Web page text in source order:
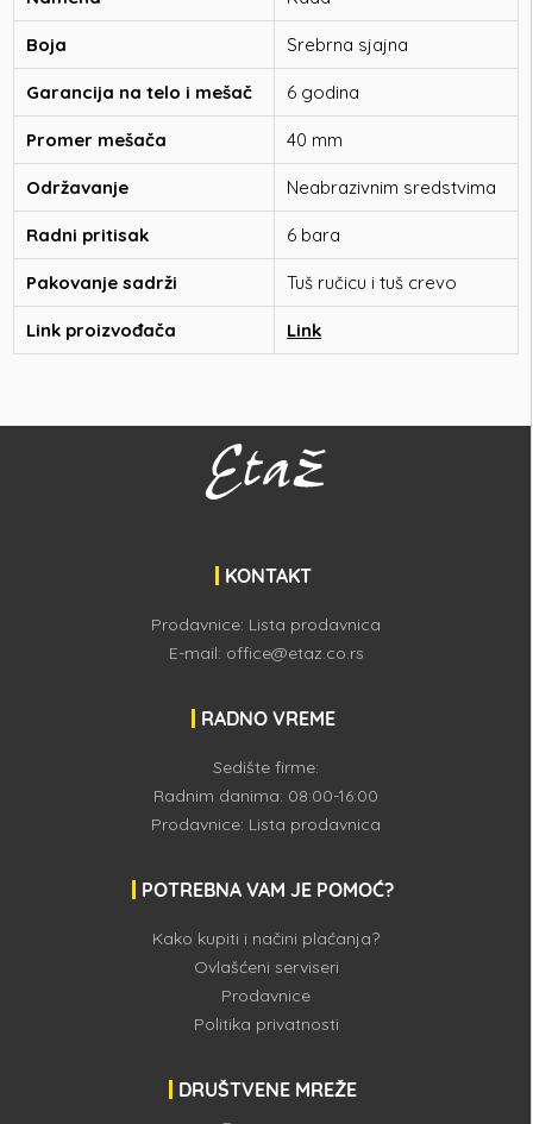
Boja Srebrna sjajna
Garancija na telo i mešač 6 godina
Promer mešača 40 mm
Održavanje Neabrazivnim sredstvima
Radni pritisak 6 bara
Pakovanje sadrži Tuš ručicu i tuš crevo
Link proizvođača Link
KONTAKT
Prodavnice: Lista prodavnica
E-mail: office@etaz.co.rs
RADNO VREME
Sedište firme:
Radnim danima: 08:00-16:00
Prodavnice: Lista prodavnica
POTREBNA VAM JE POMOĆ?
Kako kupiti i načini plaćanja?
Ovlašćeni serviseri
Prodavnice
Politika privatnosti
DRUŠTVENE MREŽE